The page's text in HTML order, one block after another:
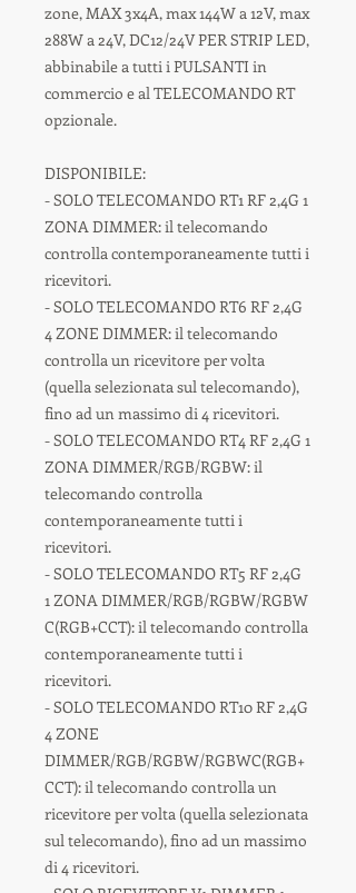
zone, MAX 3x4A, max 144W a 12V, max
288W a 24V, DC12/24V PER STRIP LED,
abbinabile a tutti i PULSANTI in
commercio e al TELECOMANDO RT
opzionale.
DISPONIBILE:
- SOLO TELECOMANDO RT1 RF 2,4G 1
ZONA DIMMER: il telecomando
controlla contemporaneamente tutti i
ricevitori.
- SOLO TELECOMANDO RT6 RF 2,4G
4 ZONE DIMMER: il telecomando
controlla un ricevitore per volta
(quella selezionata sul telecomando),
fino ad un massimo di 4 ricevitori.
- SOLO TELECOMANDO RT4 RF 2,4G 1
ZONA DIMMER/RGB/RGBW: il
telecomando controlla
contemporaneamente tutti i
ricevitori.
- SOLO TELECOMANDO RT5 RF 2,4G
1 ZONA DIMMER/RGB/RGBW/RGBW
C(RGB+CCT): il telecomando controlla
contemporaneamente tutti i
ricevitori.
- SOLO TELECOMANDO RT10 RF 2,4G
4 ZONE
DIMMER/RGB/RGBW/RGBWC(RGB+
CCT): il telecomando controlla un
ricevitore per volta (quella selezionata
sul telecomando), fino ad un massimo
di 4 ricevitori.